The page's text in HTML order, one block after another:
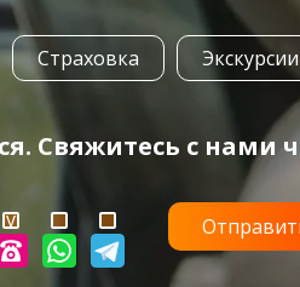
Страховка Экскурсии
Свяжитесь с нами